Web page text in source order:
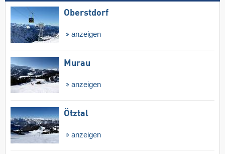
Oberstdorf
anzeigen
Murau
anzeigen
Ötztal
anzeigen